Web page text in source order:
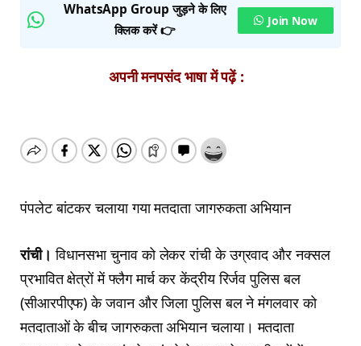
WhatsApp Group जुड़ने के लिए
क्लिक करें 👉
Join Now
अपनी मनपसंद भाषा में पढ़ें :
पंपलेट बांटकर चलाया गया मतदाता जागरुकता अभियान
रांची।विधानसभा चुनाव को लेकर रांची के उग्रवाद और नक्सल
प्रभावित क्षेत्रों में फ्लैग मार्च कर केंद्रीय रिर्जव पुलिस बल
(सीआरपीएफ) के जवान और जिला पुलिस बल ने मंगलवार को
मतदाताओं के बीच जागरुकता अभियान चलाया। मतदाता